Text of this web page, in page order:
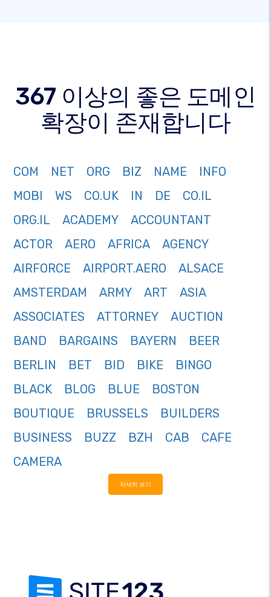
367 이상의 좋은 도메인
확장이 존재합니다
COM NET ORG BIZ NAME
INFO
MOBI
WS CO.UK IN DE
CO.IL
ORG.IL
ACADEMY
ACCOUNTANT
ACTOR
AERO AFRICA
AGENCY
AIRFORCE
AIRPORT.AERO
ALSACE
AMSTERDAM
ARMY ART
ASIA
ASSOCIATES
ATTORNEY
AUCTION
BAND
BARGAINS BAYERN
BEER
BERLIN
BET BID BIKE
BINGO
BLACK
BLOG BLUE
BOSTON
BOUTIQUE
BRUSSELS
BUILDERS
BUSINESS
BUZZ BZH CAB
CAFE
CAMERA
자세히 보기